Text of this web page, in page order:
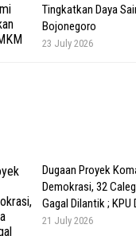
Tingkatkan Daya
Bojonegoro
23 July 2026
Dugaan Proyek
Demokrasi, 32
Gagal Dilantik ;
21 July 2026